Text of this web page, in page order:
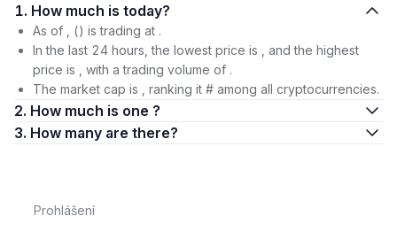
1. How much is today?
As of , () is trading at .
In the last 24 hours, the lowest price is , and the highest
price is , with a trading volume of .
The market cap is , ranking it # among all cryptocurrencies.
2. How much is one ?
3. How many are there?
Prohlášení